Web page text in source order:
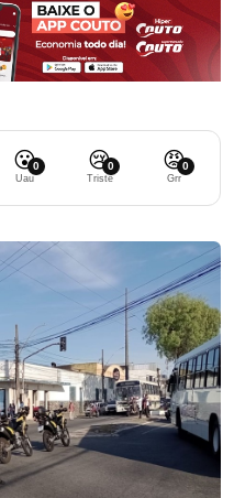
😮0
Uau
😢0
Triste
😡0
Grr